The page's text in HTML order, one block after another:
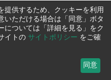
提供するため、クッキーを利用
いただける場合は「同意」ボタ
については「詳細を見る」をク
イトの サイトポリシー をご確
同意